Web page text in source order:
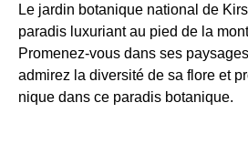
Le jardin botanique national de
paradis luxuriant au pied de la
Promenez-vous dans ses
admirez la diversité de sa flore et
nique dans ce paradis botanique.